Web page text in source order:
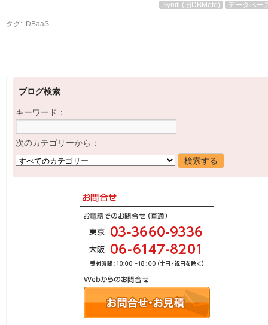
Syniti (旧DBMoto)
データベー
タグ: DBaaS
ブログ検索
キーワード：
次のカテゴリーから：